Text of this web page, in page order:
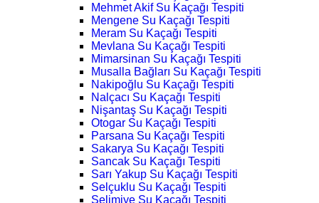
Mehmet Akif Su Kaçağı Tespiti
Mengene Su Kaçağı Tespiti
Meram Su Kaçağı Tespiti
Mevlana Su Kaçağı Tespiti
Mimarsinan Su Kaçağı Tespiti
Musalla Bağları Su Kaçağı Tespiti
Nakipoğlu Su Kaçağı Tespiti
Nalçacı Su Kaçağı Tespiti
Nişantaş Su Kaçağı Tespiti
Otogar Su Kaçağı Tespiti
Parsana Su Kaçağı Tespiti
Sakarya Su Kaçağı Tespiti
Sancak Su Kaçağı Tespiti
Sarı Yakup Su Kaçağı Tespiti
Selçuklu Su Kaçağı Tespiti
Selimiye Su Kaçağı Tespiti